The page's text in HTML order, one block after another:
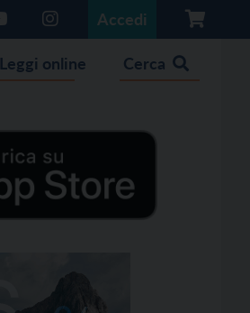
Accedi
Leggi online Cerca